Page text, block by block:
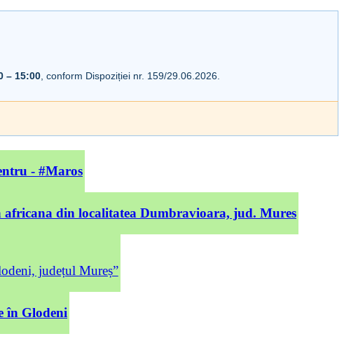
– 15:00 , conform Dispoziției nr. 159/29.06.2026.
- #Maros
din localitatea Dumbravioara, jud. Mures
județul Mureș”
în Glodeni